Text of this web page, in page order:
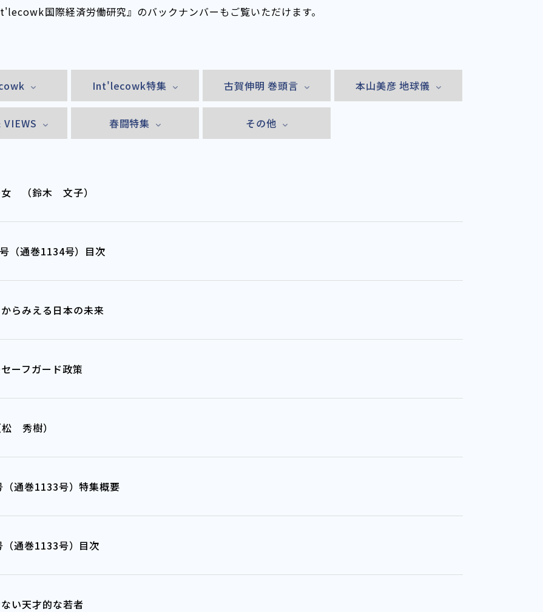
国際経済労働研究』のバックナンバーもご覧いただけます。
Int'lecowk特集 古賀伸明 巻頭言 本山美彦 地球儀
春闘特集 その他
女 （鈴木 文子）
（通巻1134号）目次
らみえる日本の未来
ーフガード政策
秀樹）
通巻1133号）特集概要
通巻1133号）目次
い天才的な若者